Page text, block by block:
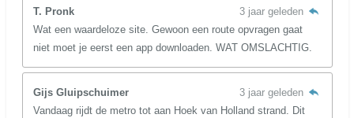
T. Pronk
3 jaar geleden
Wat een waardeloze site. Gewoon een route opvragen gaat
niet moet je eerst een app downloaden. WAT OMSLACHTIG.
Gijs Gluipschuimer
3 jaar geleden
Vandaag rijdt de metro tot aan Hoek van Holland strand. Dit